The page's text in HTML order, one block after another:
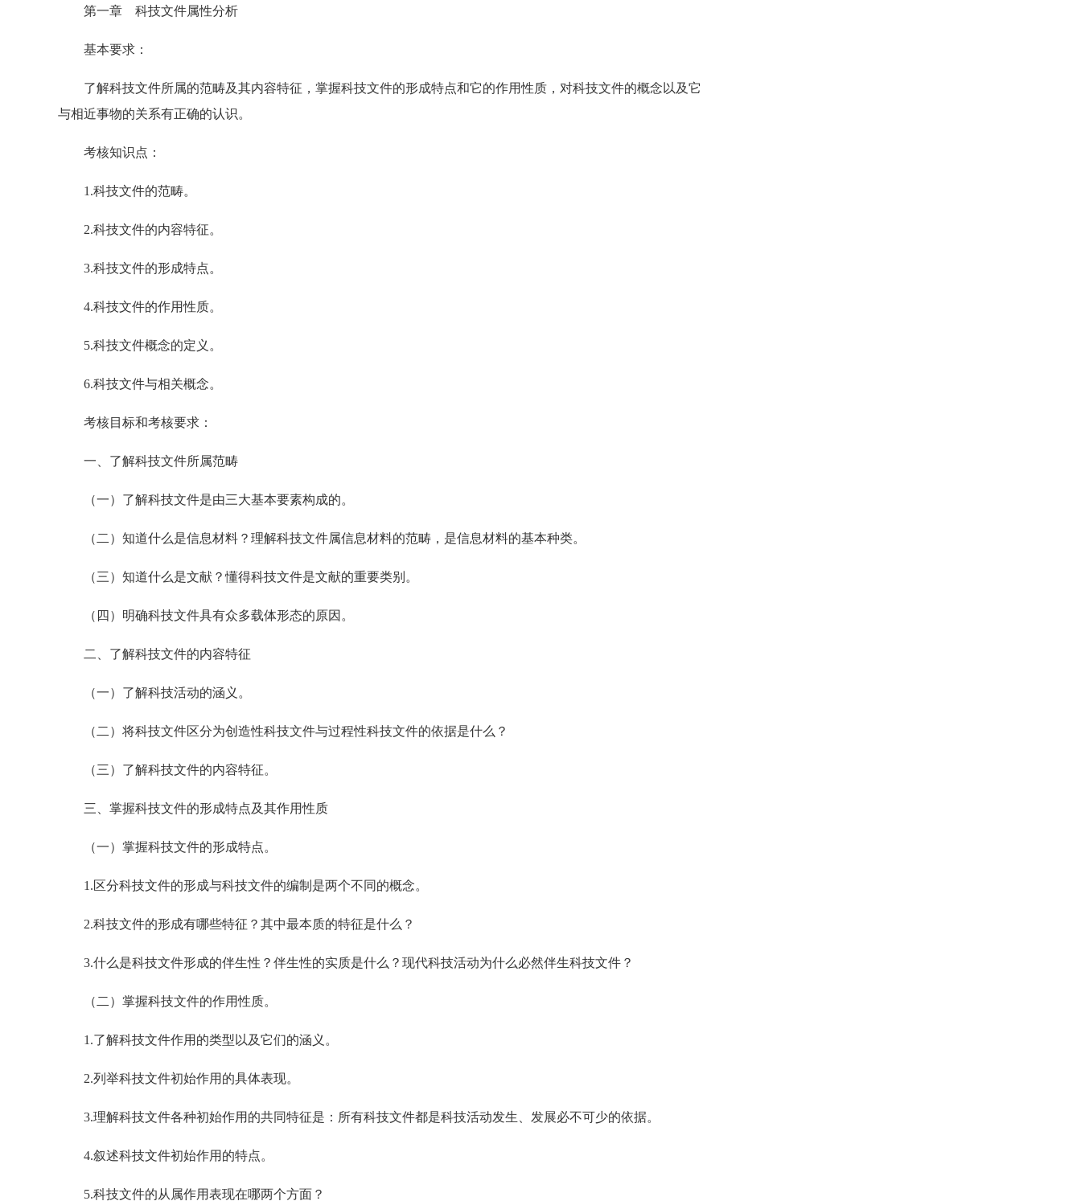
第一章 科技文件属性分析
基本要求：
了解科技文件所属的范畴及其内容特征，掌握科技文件的形成特点和它的作用性质，对科技文件的概念以及它
与相近事物的关系有正确的认识。
考核知识点：
1.科技文件的范畴。
2.科技文件的内容特征。
3.科技文件的形成特点。
4.科技文件的作用性质。
5.科技文件概念的定义。
6.科技文件与相关概念。
考核目标和考核要求：
一、了解科技文件所属范畴
（一）了解科技文件是由三大基本要素构成的。
（二）知道什么是信息材料？理解科技文件属信息材料的范畴，是信息材料的基本种类。
（三）知道什么是文献？懂得科技文件是文献的重要类别。
（四）明确科技文件具有众多载体形态的原因。
二、了解科技文件的内容特征
（一）了解科技活动的涵义。
（二）将科技文件区分为创造性科技文件与过程性科技文件的依据是什么？
（三）了解科技文件的内容特征。
三、掌握科技文件的形成特点及其作用性质
（一）掌握科技文件的形成特点。
1.区分科技文件的形成与科技文件的编制是两个不同的概念。
2.科技文件的形成有哪些特征？其中最本质的特征是什么？
3.什么是科技文件形成的伴生性？伴生性的实质是什么？现代科技活动为什么必然伴生科技文件？
（二）掌握科技文件的作用性质。
1.了解科技文件作用的类型以及它们的涵义。
2.列举科技文件初始作用的具体表现。
3.理解科技文件各种初始作用的共同特征是：所有科技文件都是科技活动发生、发展必不可少的依据。
4.叙述科技文件初始作用的特点。
5.科技文件的从属作用表现在哪两个方面？